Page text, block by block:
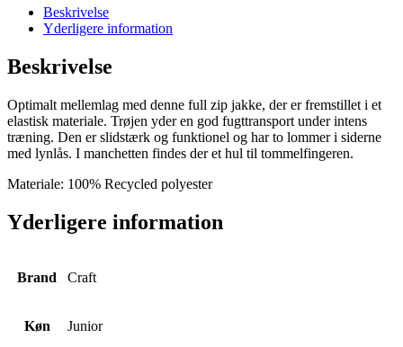
antalBeskrivelse
Yderligere information
Beskrivelse
Optimalt mellemlag med denne full zip jakke, der er fremstillet i et
elastisk materiale. Trøjen yder en god fugttransport under intens
træning. Den er slidstærk og funktionel og har to lommer i siderne
med lynlås. I manchetten findes der et hul til tommelfingeren.
Materiale: 100% Recycled polyester
Yderligere information
Brand Craft
Køn Junior